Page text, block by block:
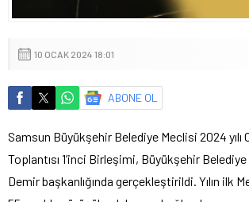
10 OCAK 2024 18:01
ABONE OL
Samsun Büyükşehir Belediye Meclisi 2024 yılı
Toplantısı 1’inci Birleşimi, Büyükşehir
Demir başkanlığında gerçekleştirildi. Yılın ilk